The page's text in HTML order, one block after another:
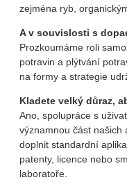
zejména ryb,
A v souvislosti s
Prozkoumáme roli
potravin a plýtvání
na formy a strategie
Kladete velký důraz,
Ano, spolupráce s
významnou část našich
doplnit standardní
patenty, licence nebo
laboratoře.